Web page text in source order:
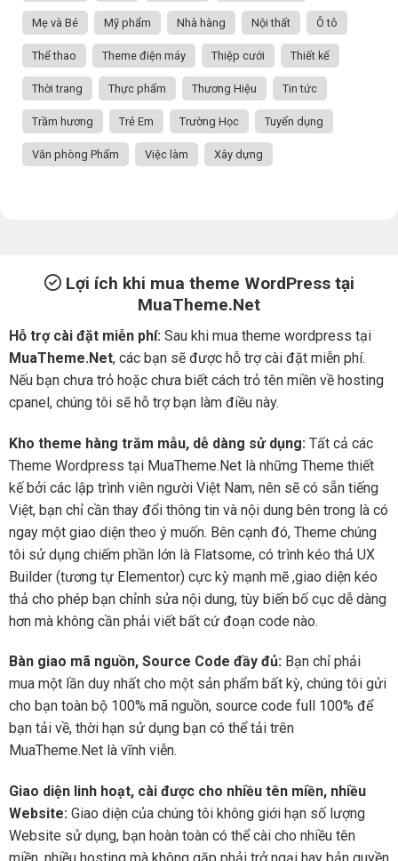
Mẹ và Bé Mỹ phẩm Nhà hàng Nội thất Ô tô
Thể thao Theme điện máy Thiệp cưới Thiết kế
Thời trang Thực phẩm Thương Hiệu Tin tức
Trầm hương Trẻ Em Trường Học Tuyển dụng
Văn phòng Phẩm Việc làm Xây dựng
Lợi ích khi mua theme WordPress tại
MuaTheme.Net
Hỗ trợ cài đặt miễn phí: Sau khi mua theme wordpress tại
MuaTheme.Net, các bạn sẽ được hỗ trợ cài đặt miễn phí.
Nếu bạn chưa trỏ hoặc chưa biết cách trỏ tên miền về hosting
cpanel, chúng tôi sẽ hỗ trợ bạn làm điều này.
Kho theme hàng trăm mẫu, dễ dàng sử dụng: Tất cả các
Theme Wordpress tại MuaTheme.Net là những Theme thiết
kế bởi các lập trình viên người Việt Nam, nên sẽ có sẵn tiếng
Việt, bạn chỉ cần thay đổi thông tin và nội dung bên trong là có
ngay một giao diện theo ý muốn. Bên cạnh đó, Theme chúng
tôi sử dụng chiếm phần lớn là Flatsome, có trình kéo thả UX
Builder (tương tự Elementor) cực kỳ mạnh mẽ ,giao diện kéo
thả cho phép bạn chỉnh sửa nội dung, tùy biến bố cục dễ dàng
hơn mà không cần phải viết bất cứ đoạn code nào.
Bàn giao mã nguồn, Source Code đầy đủ: Bạn chỉ phải
mua một lần duy nhất cho một sản phẩm bất kỳ, chúng tôi gửi
cho bạn toàn bộ 100% mã nguồn, source code full 100% để
bạn tải về, thời hạn sử dụng bạn có thể tải trên
MuaTheme.Net là vĩnh viễn.
Giao diện linh hoạt, cài được cho nhiều tên miền, nhiều
Website: Giao diện của chúng tôi không giới hạn số lượng
Website sử dụng, bạn hoàn toàn có thể cài cho nhiều tên